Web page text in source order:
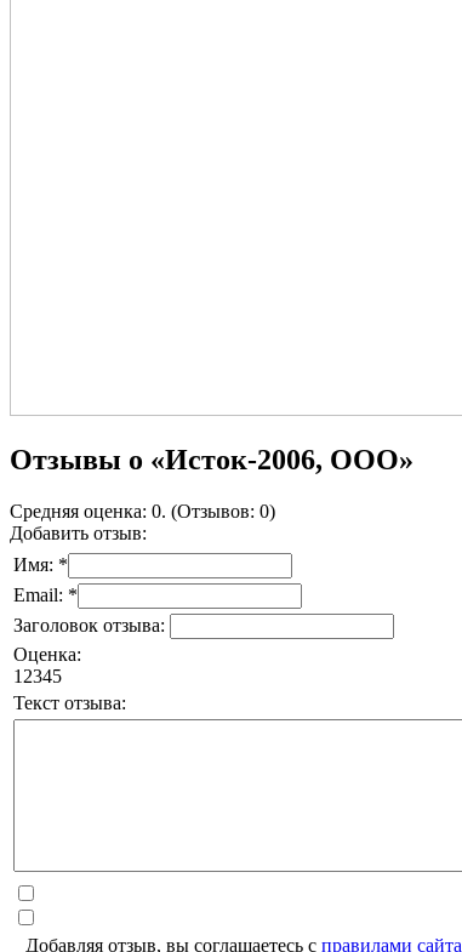
Отзывы о «Исток-2006, ООО»
Средняя оценка: 0. (Отзывов: 0)
Добавить отзыв:
Имя: *
Email: *
Заголовок отзыва:
Оценка:
1 2345
Текст отзыва:
Добавляя отзыв, вы соглашаетесь с правилами сайта